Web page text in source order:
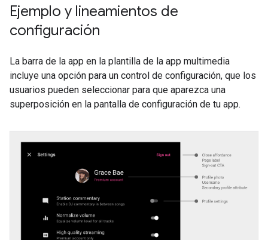
Ejemplo y lineamientos de
configuración
La barra de la app en la plantilla de la app multimedia
incluye una opción para un control de configuración, que los
usuarios pueden seleccionar para que aparezca una
superposición en la pantalla de configuración de tu app.